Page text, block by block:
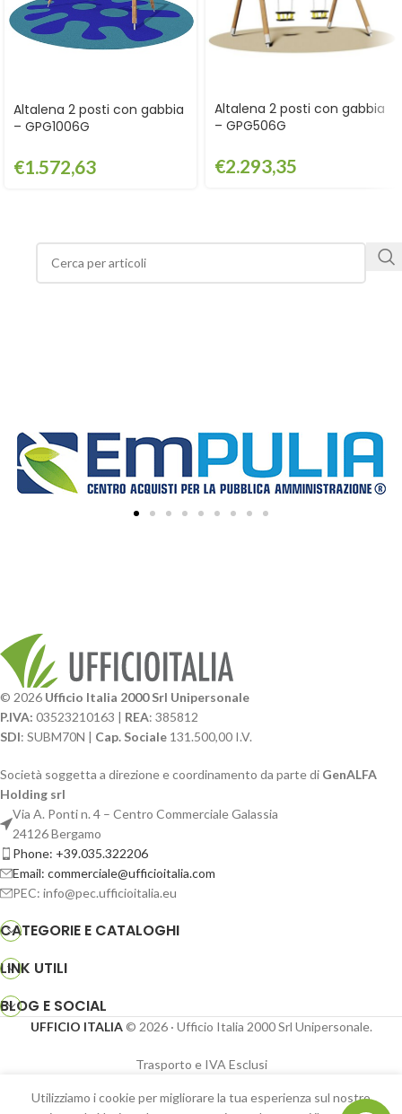
Altalena 2 posti con gabbia
– GPG1006G
€1.572,63
Altalena 2 posti con gabbia
– GPG506G
€2.293,35
© 2026 Ufficio Italia 2000 Srl Unipersonale
P.IVA: 03523210163 | REA: 385812
SDI: SUBM70N | Cap. Sociale 131.500,00 I.V.
Società soggetta a direzione e coordinamento da parte di GenALFA
Holding srl
Via A. Ponti n. 4 – Centro Commerciale Galassia
24126 Bergamo
Phone: +39.035.322206
Email: commerciale@ufficioitalia.com
PEC: info@pec.ufficioitalia.eu
CATEGORIE E CATALOGHI
LINK UTILI
BLOG E SOCIAL
UFFICIO ITALIA © 2026· Ufficio Italia 2000 Srl Unipersonale.
Trasporto e IVA Esclusi
Utilizziamo i cookie per migliorare la tua esperienza sul nostro
scatola gioco